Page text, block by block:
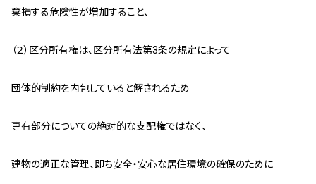
棄損する危険性が増加すること、
（２）区分所有権は、区分所有法第3条の規定によって
団体的制約を内包していると解されるため
専有部分についての絶対的な支配権ではなく、
建物の適正な管理、即ち安全・安心な居住環境の確保のために